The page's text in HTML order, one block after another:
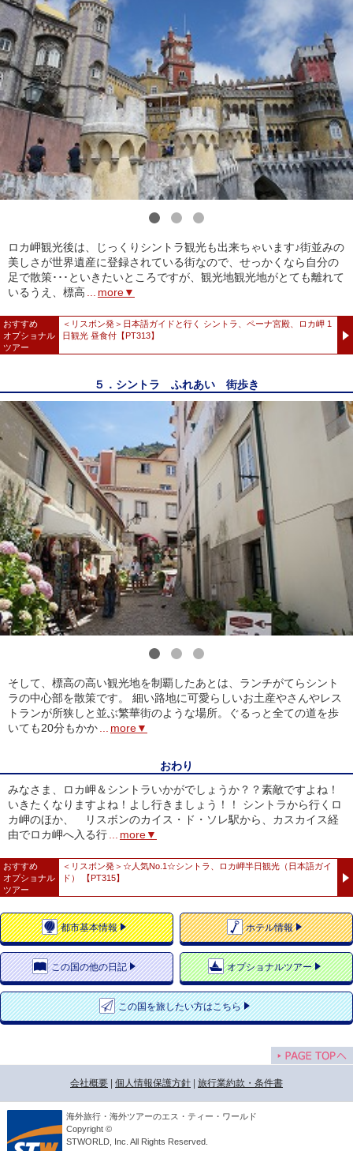
ロカ岬観光後は、じっくりシントラ観光も出来ちゃいます♪街並みの
美しさが世界遺産に登録されている街なので、せっかくなら自分の
足で散策･･･といきたいところですが、観光地観光地がとても離れて
いるうえ、標高 ... more▼
おすすめ
オプショナル
ツアー
＜リスボン発＞日本語ガイドと行く シントラ、ペーナ宮殿、ロカ岬 1
日観光 昼食付【PT313】
５．シントラ ふれあい 街歩き
そして、標高の高い観光地を制覇したあとは、ランチがてらシント
ラの中心部を散策です。 細い路地に可愛らしいお土産やさんやレス
トランが所狭しと並ぶ繁華街のような場所。ぐるっと全ての道を歩
いても20分もかか... more▼
おわり
みなさま、ロカ岬＆シントラいかがでしょうか？？素敵ですよね！
いきたくなりますよね！よし行きましょう！！ シントラから行くロ
カ岬のほか、 リスボンのカイス・ド・ソレ駅から、カスカイス経
由でロカ岬へ入る行... more▼
おすすめ
オプショナル
ツアー
＜リスボン発＞☆人気No.1☆シントラ、ロカ岬半日観光（日本語ガイ
ド） 【PT315】
都市基本情報 ホテル情報
この国の他の日記 オプショナルツアー
この国を旅したい方はこちら
会社概要 個人情報保護方針 旅行業約款・条件書
海外旅行・海外ツアーのエス・ティー・ワールド
Copyright ©
STWORLD, Inc. All Rights Reserved.